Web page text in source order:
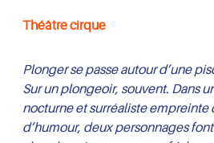
Théâtre cirque
Plonger se passe autour d’une
Sur un plongeoir, souvent. Dans
nocturne et surréaliste empreinte
d’humour, deux personnages